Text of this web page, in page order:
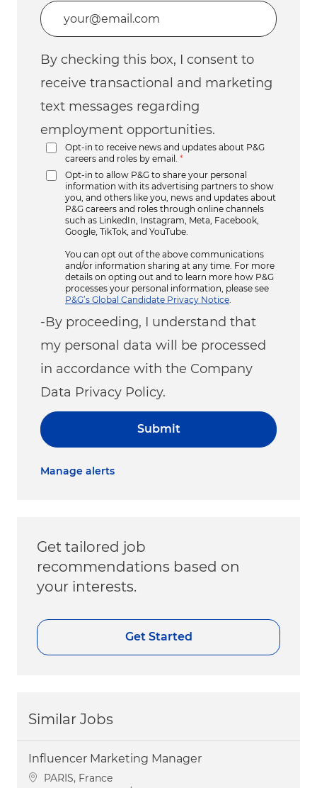
Enter Email address (Required)
By checking this box, I consent to
receive transactional and marketing
text messages regarding
employment opportunities.
Opt-in to receive news and updates about P&G
careers and roles by email.
*
Opt-in to allow P&G to share your personal
information with its advertising partners to show
you, and others like you, news and updates about
P&G careers and roles through online channels
such as LinkedIn, Instagram, Meta, Facebook,
Google, TikTok, and YouTube.
You can opt out of the above communications
and/or information sharing at any time. For more
details on opting out and to learn more how P&G
processes your personal information, please see
P&G’s Global Candidate Privacy Notice
-By proceeding, I understand that
my personal data will be processed
in accordance with the Company
Data Privacy Policy.
Submit
Manage alerts
Get tailored job
recommendations based on
your interests.
Get Started
Similar Jobs
Influencer Marketing Manager
Location
PARIS, France